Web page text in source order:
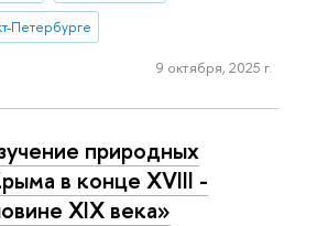
Петербурге
9 октября, 2025 г.
природных
в конце XVIII -
XIX века»